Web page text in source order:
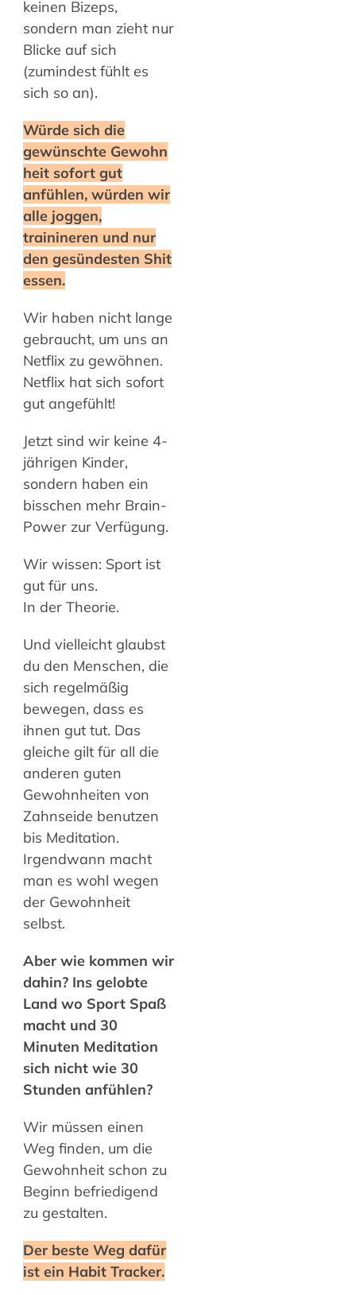
keinen Bizeps,
sondern man zieht nur
Blicke auf sich
(zumindest fühlt es
sich so an).
Würde sich die
gewünschte Gewohn
heit sofort gut
anfühlen, würden wir
alle joggen,
trainineren und nur
den gesündesten Shit
essen.
Wir haben nicht lange
gebraucht, um uns an
Netflix zu gewöhnen.
Netflix hat sich sofort
gut angefühlt!
Jetzt sind wir keine 4-
jährigen Kinder,
sondern haben ein
bisschen mehr Brain-
Power zur Verfügung.
Wir wissen: Sport ist
gut für uns.
In der Theorie.
Und vielleicht glaubst
du den Menschen, die
sich regelmäßig
bewegen, dass es
ihnen gut tut. Das
gleiche gilt für all die
anderen guten
Gewohnheiten von
Zahnseide benutzen
bis Meditation.
Irgendwann macht
man es wohl wegen
der Gewohnheit
selbst.
Aber wie kommen wir
dahin? Ins gelobte
Land wo Sport Spaß
macht und 30
Minuten Meditation
sich nicht wie 30
Stunden anfühlen?
Wir müssen einen
Weg finden, um die
Gewohnheit schon zu
Beginn befriedigend
zu gestalten.
Der beste Weg dafür
ist ein Habit Tracker.